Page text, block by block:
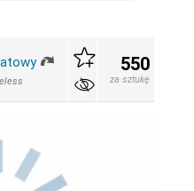
550
za sztukę